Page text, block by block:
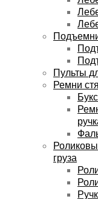
Пульты
Ремни
груза